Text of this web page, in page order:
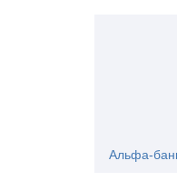
Альфа-